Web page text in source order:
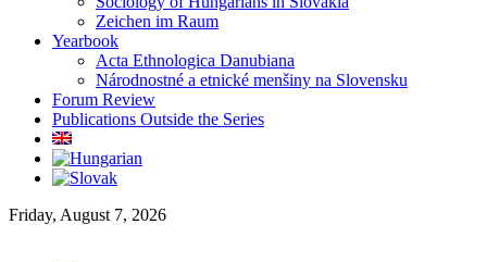
Zeichen im Raum
Yearbook
Acta Ethnologica Danubiana
Národnostné a etnické menšiny na Slovensku
Forum Review
Publications Outside the Series
Friday, August 7, 2026